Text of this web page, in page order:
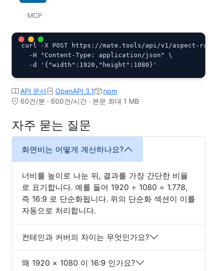
MCP
curl -X POST https://mate.tools/api/v1/aspect-
  -H "Content-Type: application/json" \
  -d '{"width":1920,"height":1080}'
API 문서 OpenAPI 3.1
npm
60건/분 · 600건/시간 · 본문 최대 1 MB
자주 묻는 질문
화면비는 어떻게 계산하나요?
너비를 높이로 나눈 뒤, 결과를 가장 간단한 비율
로 표기합니다. 예를 들어 1920 ÷ 1080 = 1.778,
즉 16:9 로 단순화됩니다. 위의 단순화 섹션이 이를
자동으로 처리합니다.
컨테인과 커버의 차이는 무엇인가요?
왜 1920 × 1080 이 16:9 인가요?